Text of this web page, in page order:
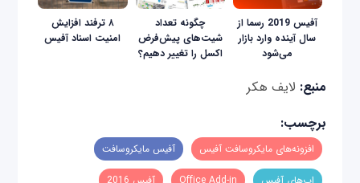
آفیس 2019 رسما از
سال آینده وارد بازار
می‌شود
چگونه تعداد
شیت‌های پیش‌فرض
اکسل را تغییر دهیم؟
۸ ترفند افزایش
امنیت اسناد آفیس
منبع: لایف هکر
برچسب:
افزونه‌های مایکروسافت آفیس آفیس مایکروسافت